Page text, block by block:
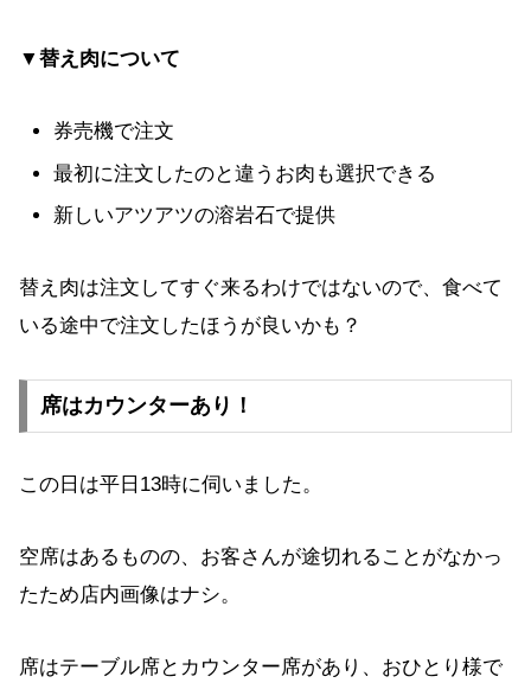
▼替え肉について
券売機で注文
最初に注文したのと違うお肉も選択できる
新しいアツアツの溶岩石で提供
替え肉は注文してすぐ来るわけではないので、食べて
いる途中で注文したほうが良いかも？
席はカウンターあり！
この日は平日13時に伺いました。
空席はあるものの、お客さんが途切れることがなかっ
たため店内画像はナシ。
席はテーブル席とカウンター席があり、おひとり様で